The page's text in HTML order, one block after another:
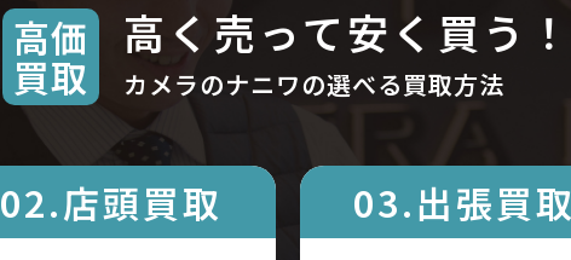
高価
買取
高く売って安く買う！
カメラのナニワの選べる買取方法
02.店頭買取 03.出張買取